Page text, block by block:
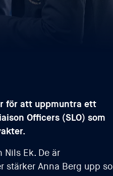
för att uppmuntra ett
Officers (SLO) som
Nils Ek. De är
Anna Berg upp